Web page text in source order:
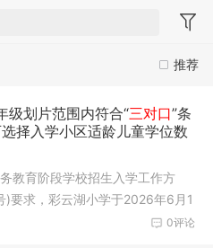
推荐
级划片范围内符合“三对口”条
择入学小区适龄儿童学位数
教育阶段学校招生入学工作方
要求，彩云湖小学于2026年6月1
0评论